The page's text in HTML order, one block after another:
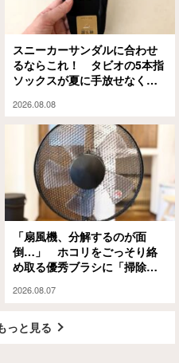
スニーカーサンダルに合わせ
るならこれ！ タビオの5本指
ソックスが夏に手放せなくな
2026.08.08
「扇風機、分解するのが面
倒…」 ホコリをごっそり絡
め取る優秀ブラシに「掃除の
2026.08.07
っと見る